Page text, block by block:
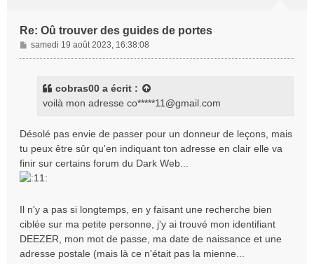
Re: Oû trouver des guides de portes
M
e
samedi 19 août 2023, 16:38:08
cobras00 a écrit :
voilà mon adresse co*****11@gmail.com
Désolé pas envie de passer pour un donneur de leçons, mais
tu peux être sûr qu'en indiquant ton adresse en clair elle va
finir sur certains forum du Dark Web...
Il n'y a pas si longtemps, en y faisant une recherche bien
ciblée sur ma petite personne, j'y ai trouvé mon identifiant
DEEZER, mon mot de passe, ma date de naissance et une
adresse postale (mais là ce n'était pas la mienne...